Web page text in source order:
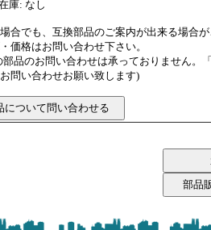
庫: なし
合でも、互換部品のご案内が出来る場合
価格はお問い合わせ下さい。
部品のお問い合わせは承っておりません。
問い合わせお願い致します)